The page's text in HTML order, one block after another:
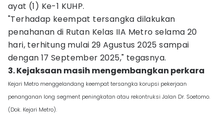
ayat (1) Ke-1 KUHP.
"Terhadap keempat tersangka dilakukan
penahanan di Rutan Kelas IIA Metro selama 20
hari, terhitung mulai 29 Agustus 2025 sampai
dengan 17 September 2025," tegasnya.
3. Kejaksaan masih mengembangkan perkara
Kejari Metro menggelandang keempat tersangka korupsi pekerjaan
penanganan long segment peningkatan atau rekontruksi Jalan Dr. Soetomo.
(Dok. Kejari Metro).